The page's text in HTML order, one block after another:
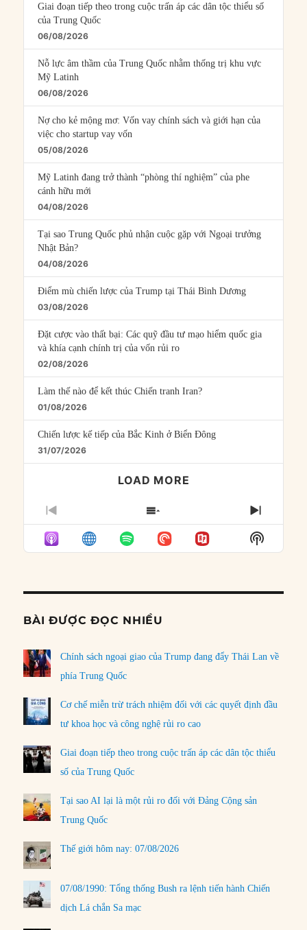
Giai đoạn tiếp theo trong cuộc trấn áp các dân tộc thiểu số
của Trung Quốc
06/08/2026
Nỗ lực âm thầm của Trung Quốc nhằm thống trị khu vực
Mỹ Latinh
06/08/2026
Nợ cho kẻ mộng mơ: Vốn vay chính sách và giới hạn của
việc cho startup vay vốn
05/08/2026
Mỹ Latinh đang trở thành “phòng thí nghiệm” của phe
cánh hữu mới
04/08/2026
Tại sao Trung Quốc phủ nhận cuộc gặp với Ngoại trưởng
Nhật Bản?
04/08/2026
Điểm mù chiến lược của Trump tại Thái Bình Dương
03/08/2026
Đặt cược vào thất bại: Các quỹ đầu tư mạo hiểm quốc gia
và khía cạnh chính trị của vốn rủi ro
02/08/2026
Làm thế nào để kết thúc Chiến tranh Iran?
01/08/2026
Chiến lược kế tiếp của Bắc Kinh ở Biển Đông
31/07/2026
LOAD MORE
PREVIOUS
EPISODE
SHOW
EPISODES
LIST
NEXT
Show
Podcast
BÀI ĐƯỢC ĐỌC NHIỀU
Chính sách ngoại giao của Trump đang đẩy Thái Lan về
phía Trung Quốc
Cơ chế miễn trừ trách nhiệm đối với các quyết định đầu
tư khoa học và công nghệ rủi ro cao
Giai đoạn tiếp theo trong cuộc trấn áp các dân tộc thiểu
số của Trung Quốc
Tại sao AI lại là một rủi ro đối với Đảng Cộng sản
Trung Quốc
Thế giới hôm nay: 07/08/2026
07/08/1990: Tổng thống Bush ra lệnh tiến hành Chiến
dịch Lá chắn Sa mạc